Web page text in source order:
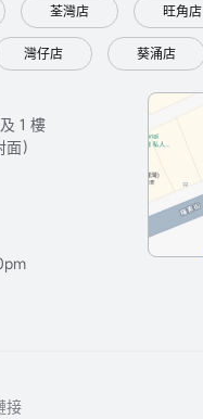
荃灣店 旺角店
灣仔店 葵涌店
1 樓
）
接